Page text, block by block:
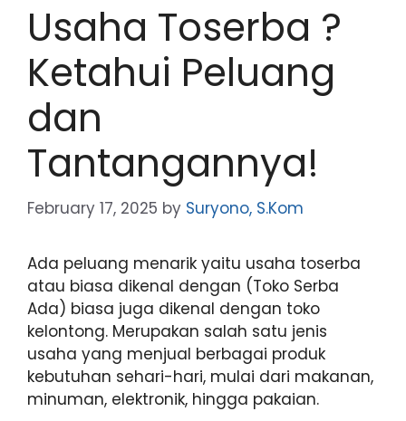
Usaha Toserba ?
Ketahui Peluang
dan
Tantangannya!
February 17, 2025 by Suryono, S.Kom
Ada peluang menarik yaitu usaha toserba
atau biasa dikenal dengan (Toko Serba
Ada) biasa juga dikenal dengan toko
kelontong. Merupakan salah satu jenis
usaha yang menjual berbagai produk
kebutuhan sehari-hari, mulai dari makanan,
minuman, elektronik, hingga pakaian.